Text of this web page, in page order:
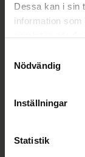
Dessa kan i sin
information
Nödvändig
Inställningar
Statistik
FACKET I